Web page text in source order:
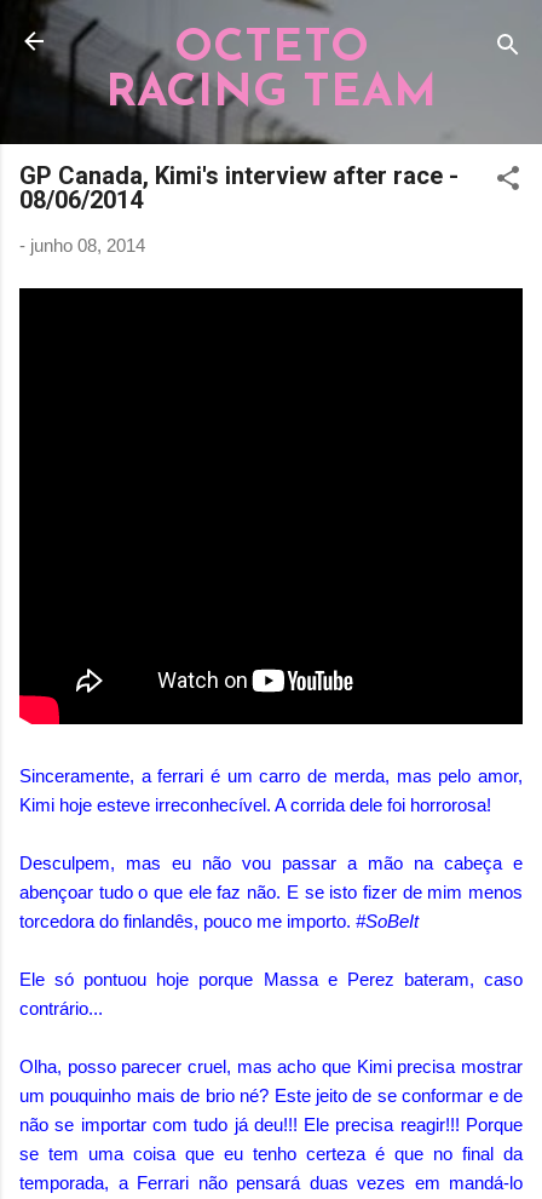
Pular para o conteúdo principal
OCTETO
RACING TEAM
GP Canada, Kimi's interview after race -
08/06/2014
- junho 08, 2014
Sinceramente, a ferrari é um carro de merda, mas pelo amor,
Kimi hoje esteve irreconhecível. A corrida dele foi horrorosa!
Desculpem, mas eu não vou passar a mão na cabeça e
abençoar tudo o que ele faz não. E se isto fizer de mim menos
torcedora do finlandês, pouco me importo. #SoBeIt
Ele só pontuou hoje porque Massa e Perez bateram, caso
contrário...
Olha, posso parecer cruel, mas acho que Kimi precisa mostrar
um pouquinho mais de brio né? Este jeito de se conformar e de
não se importar com tudo já deu!!! Ele precisa reagir!!! Porque
se tem uma coisa que eu tenho certeza é que no final da
temporada, a Ferrari não pensará duas vezes em mandá-lo